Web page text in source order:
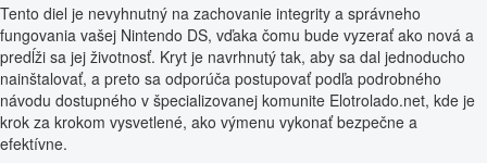
Tento diel je nevyhnutný na zachovanie integrity a správneho
fungovania vašej Nintendo DS, vďaka čomu bude vyzerať ako nová a
predĺži sa jej životnosť. Kryt je navrhnutý tak, aby sa dal jednoducho
nainštalovať, a preto sa odporúča postupovať podľa podrobného
návodu dostupného v špecializovanej komunite Elotrolado.net, kde je
krok za krokom vysvetlené, ako výmenu vykonať bezpečne a
efektívne.